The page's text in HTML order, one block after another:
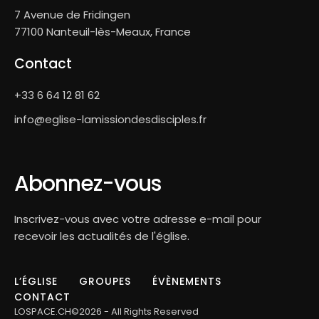
Contact
+33 6 64 12 81 62
info@eglise-lamissiondesdisciples.fr
7 Avenue de Fridingen
77100 Nanteuil-lès-Meaux, France
Abonnez-vous
Inscrivez-vous avec votre adresse e-mail pour
recevoir les actualités de l'église.
L’ÉGLISE GROUPES
ÉVÈNEMENTS
CONTACT
LOSPACE.CH©2026 - All Rights Reserved